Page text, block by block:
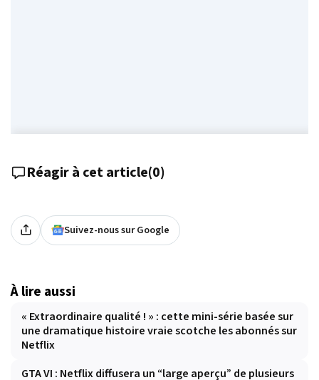
Réagir à cet article(0)
Suivez-nous sur Google
À lire aussi
« Extraordinaire qualité ! » : cette mini-série basée sur
une dramatique histoire vraie scotche les abonnés sur
Netflix
GTA VI : Netflix diffusera un “large aperçu” de plusieurs